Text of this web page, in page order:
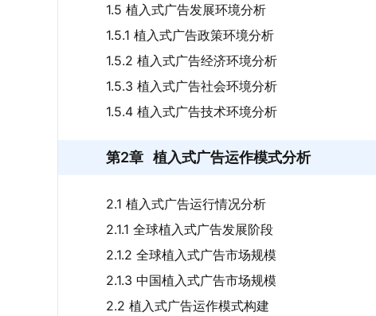
1.5 植入式广告发展环境分析
1.5.1 植入式广告政策环境分析
1.5.2 植入式广告经济环境分析
1.5.3 植入式广告社会环境分析
1.5.4 植入式广告技术环境分析
第2章 植入式广告运作模式分析
2.1 植入式广告运行情况分析
2.1.1 全球植入式广告发展阶段
2.1.2 全球植入式广告市场规模
2.1.3 中国植入式广告市场规模
2.2 植入式广告运作模式构建